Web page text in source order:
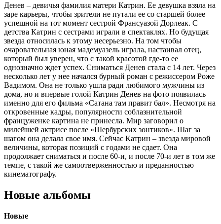
Денев – девичья фамилия матери Катрин. Ее девушка взяла на
заре карьеры, чтобы зрители не путали ее со старшей более
успешной на тот момент сестрой Франсуазой Дорлеак. С
детства Катрин с сестрами играли в спектаклях. Но будущая
звезда относилась к этому несерьезно. На том чтобы
очаровательная юная мадемуазель играла, настаивал отец,
который был уверен, что с такой красотой где-то ее
однозначно ждет успех. Сниматься Денев стала с 14 лет. Через
несколько лет у нее начался бурный роман с режиссером Роже
Вадимом. Она не только ушла ради любимого мужчины из
дома, но и впервые голой Катрин Денев на фото появилась
именно для его фильма «Сатана там правит бал». Несмотря на
откровенные кадры, популярности соблазнительной
француженке картина не принесла. Мир заговорил о
милейшей актрисе после «Шербурских зонтиков». Шаг за
шагом она делала свое имя. Сейчас Катрин – звезда мировой
величины, которая позиций с годами не сдает. Она
продолжает сниматься и после 60-и, и после 70-и лет в том же
темпе, с такой же самоотверженностью и преданностью
кинематографу.
Новые альбомы
Новые